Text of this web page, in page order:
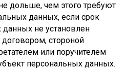
дольше, чем этого требуют
данных, если срок
не установлен
стороной
или поручителем
персональных данных.